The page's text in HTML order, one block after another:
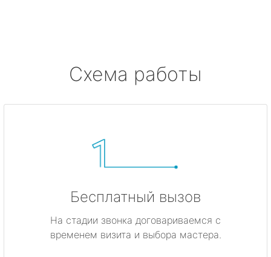
Схема работы
Бесплатный вызов
На стадии звонка договариваемся с
временем визита и выбора мастера.